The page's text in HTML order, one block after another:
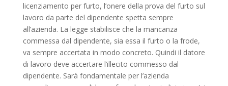
licenziamento per furto, l’onere della prova del furto sul
lavoro da parte del dipendente spetta sempre
all’azienda. La legge stabilisce che la mancanza
commessa dal dipendente, sia essa il furto o la frode,
va sempre accertata in modo concreto. Quindi il datore
di lavoro deve accertare l’illecito commesso dal
dipendente. Sarà fondamentale per l’azienda